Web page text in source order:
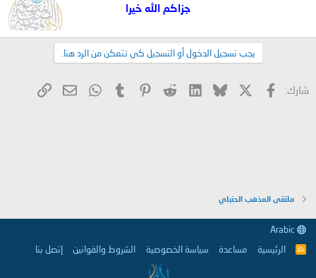
جزاكم الله خيرا
يجب تسجيل الدخول أو التسجيل كي تتمكن من الرد هنا.
شارك: فيسبوك Bluesky
LinkedIn
Reddit
Pinterest
Tumblr
WhatsApp
البريد
ملتقى المذهب الحنبلي
R
الرئيسية مساعدة سياسة الخصوصية الشروط والقوانين إتصل بنا